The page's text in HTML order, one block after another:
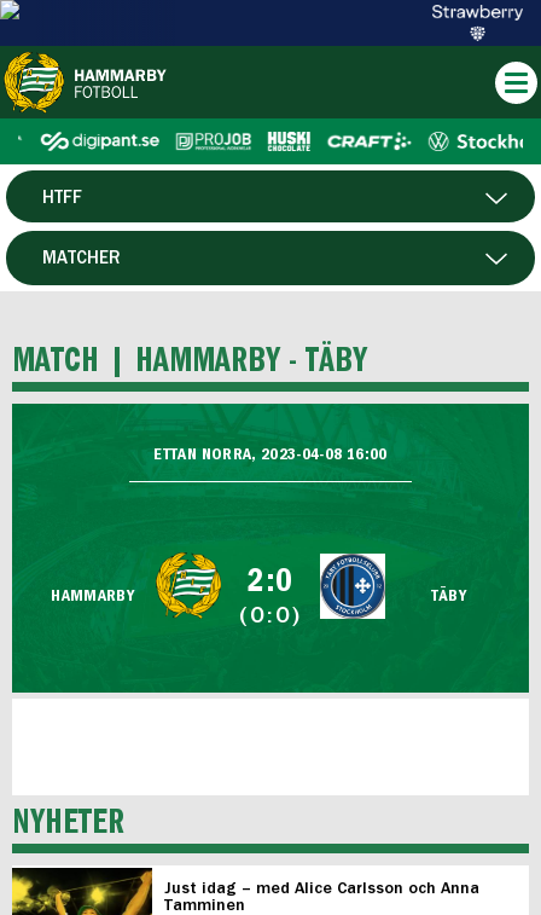
HERR
HTFF
P19
MATCHER
MATCH | HAMMARBY - TÄBY
ETTAN NORRA, 2023-04-08 16:00
HAMMARBY 2:0
(0:0)
TÄBY
NYHETER
Just idag – med Alice Carlsson och Anna
Tamminen